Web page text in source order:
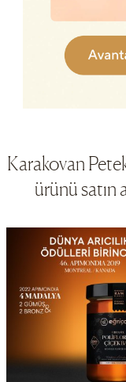
Karakovan
ürünü satın